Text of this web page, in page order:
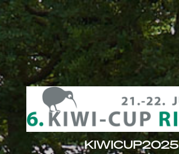
KIWICUP2025